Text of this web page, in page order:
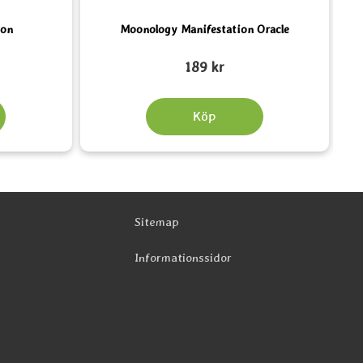
Moonology Manifestation Oracle
189 kr
Köp
Sitemap
Informationssidor